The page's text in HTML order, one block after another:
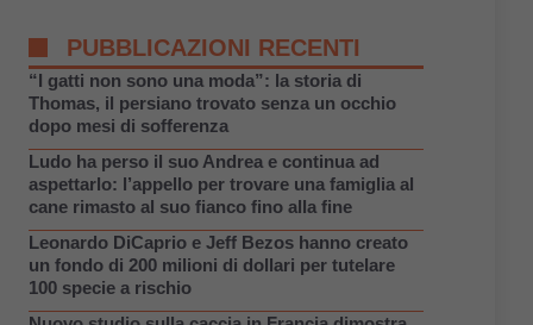
PUBBLICAZIONI RECENTI
“I gatti non sono una moda”: la storia di
Thomas, il persiano trovato senza un occhio
dopo mesi di sofferenza
Ludo ha perso il suo Andrea e continua ad
aspettarlo: l’appello per trovare una famiglia al
cane rimasto al suo fianco fino alla fine
Leonardo DiCaprio e Jeff Bezos hanno creato
un fondo di 200 milioni di dollari per tutelare
100 specie a rischio